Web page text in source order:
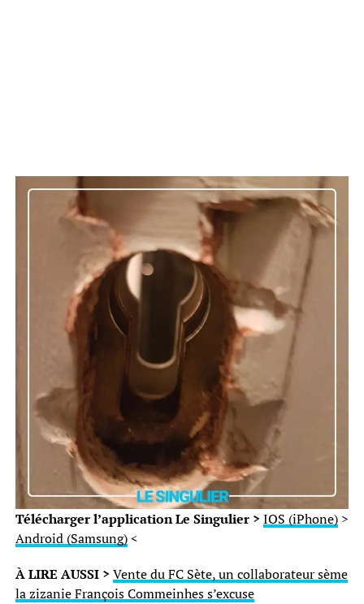
Télécharger l’application Le Singulier > IOS (iPhone)>
Android (Samsung)<
À LIRE AUSSI > Vente du FC Sète, un collaborateur sème
la zizanie François Commeinhes s’excuse